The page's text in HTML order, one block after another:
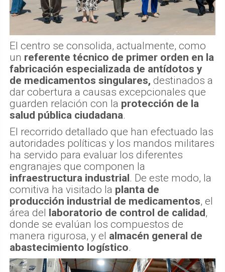
El centro se consolida, actualmente, como
un referente técnico de primer orden en la
fabricación especializada de antídotos y
de medicamentos singulares, destinados a
dar cobertura a causas excepcionales que
guarden relación con la protección de la
salud pública ciudadana.
El recorrido detallado que han efectuado las
autoridades políticas y los mandos militares
ha servido para evaluar los diferentes
engranajes que componen la
infraestructura industrial. De este modo, la
comitiva ha visitado la planta de
producción industrial de medicamentos, el
área del laboratorio de control de calidad,
donde se evalúan los compuestos de
manera rigurosa, y el almacén general de
abastecimiento logístico.